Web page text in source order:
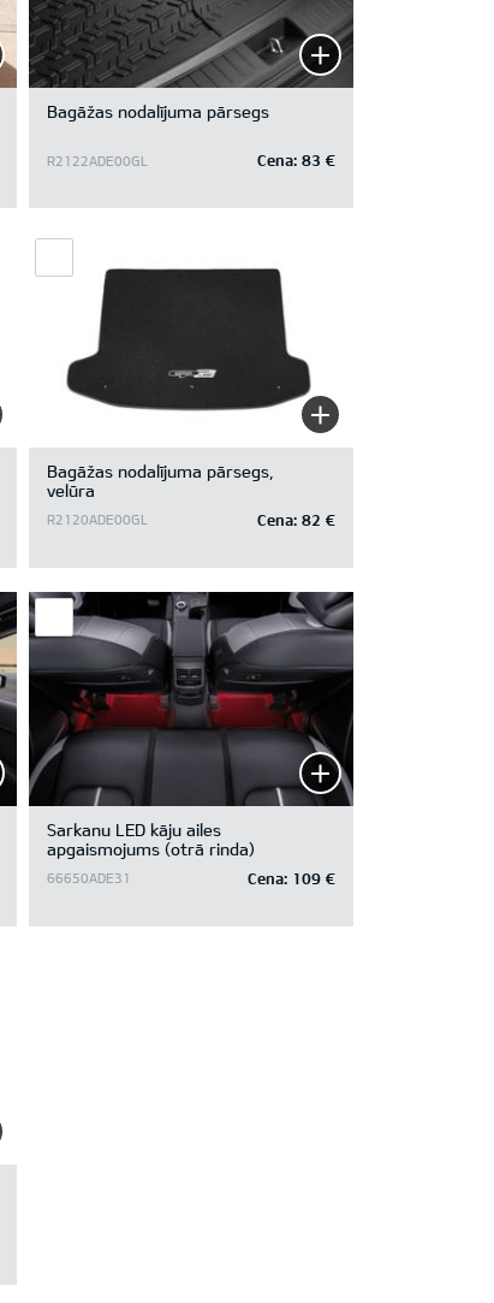
Bagāžas nodalījuma pārsegs
R2122ADE00GL Cena: 83 €
Bagāžas nodalījuma pārsegs,
velūra
R2120ADE00GL Cena: 82 €
Sarkanu LED kāju ailes
apgaismojums (otrā rinda)
66650ADE31 Cena: 109 €